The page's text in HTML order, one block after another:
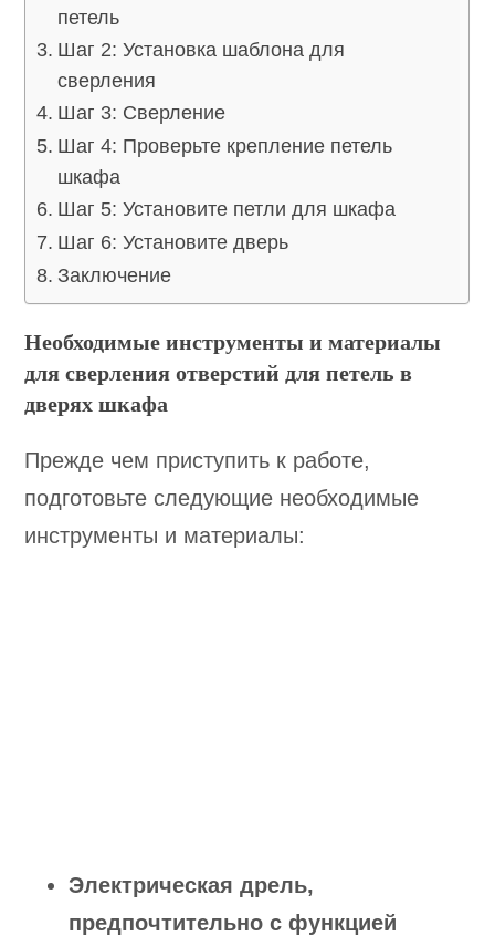
петель
Шаг 2: Установка шаблона для
сверления
Шаг 3: Сверление
Шаг 4: Проверьте крепление петель
шкафа
Шаг 5: Установите петли для шкафа
Шаг 6: Установите дверь
Заключение
Необходимые инструменты и материалы
для сверления отверстий для петель в
дверях шкафа
Прежде чем приступить к работе,
подготовьте следующие необходимые
инструменты и материалы:
Электрическая дрель,
предпочтительно с функцией